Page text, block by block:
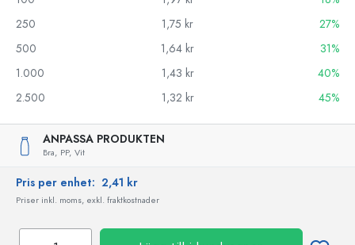
250
1,75 kr
27%
500
1,64 kr
31%
1.000
1,43 kr
40%
2.500
1,32 kr 45%
ANPASSA PRODUKTEN
Bra, PP, Vit
Pris per enhet: 2,41 kr
Priser inkl. moms, exkl. fraktkostnader